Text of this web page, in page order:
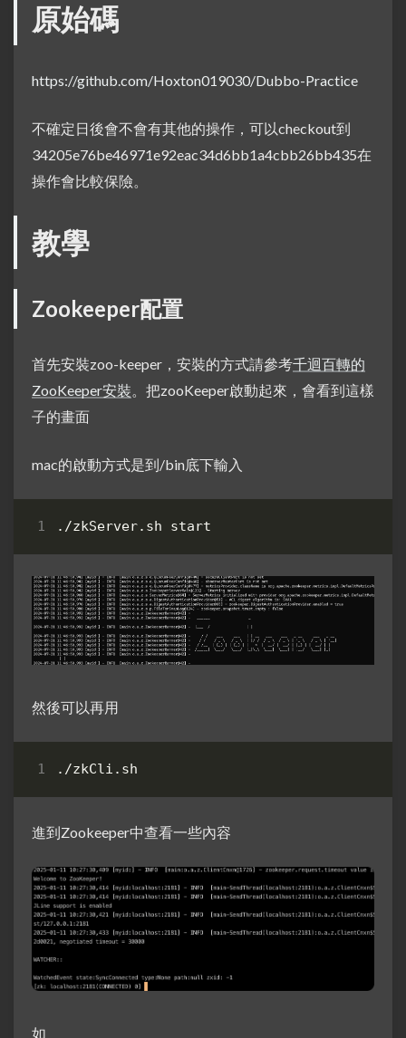
原始碼
https://github.com/Hoxton019030/Dubbo-Practice
不確定日後會不會有其他的操作，可以checkout到
34205e76be46971e92eac34d6bb1a4cbb26bb435在
操作會比較保險。
教學
Zookeeper配置
首先安裝zoo-keeper，安裝的方式請參考千迴百轉的
ZooKeeper安裝。把zooKeeper啟動起來，會看到這樣
子的畫面
mac的啟動方式是到/bin底下輸入
然後可以再用
進到Zookeeper中查看一些內容
如